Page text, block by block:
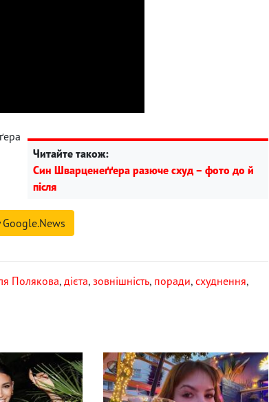
Читайте також:
Син Шварценеґґера разюче схуд – фото до й
після
Google.News
Полякова, дієта, зовнішність, поради, схуднення,